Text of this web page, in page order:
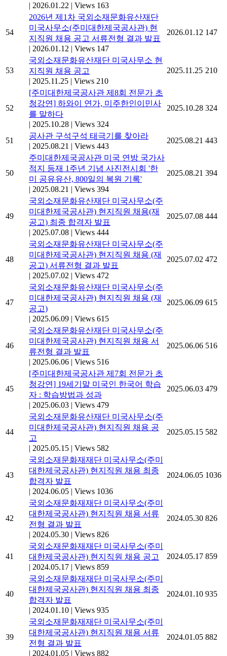
| 2026.01.22 | Views 163
54
2026년 제1차 국외소재문화유산재단
미국사무소(주미대한제국공사관) 현
지직원 채용 공고 서류전형 결과 발표
| 2026.01.12 | Views 147
2026.01.12 147
53
국외소재문화유산재단 미국사무소 현
지직원 채용 공고
| 2025.11.25 | Views 210
2025.11.25 210
52
[주미대한제국공사관 제8회 전문가 초
청강연] 하와이 연가, 미주한인이민사
를 말하다
| 2025.10.28 | Views 324
2025.10.28 324
51
공사관 구석구석 태극기를 찾아라
| 2025.08.21 | Views 443
2025.08.21 443
50
주미대한제국공사관 미국 연방 국가사
적지 등재 1주년 기념 사진전시회 '한
미 공유유산, 800일의 복원 기록'
| 2025.08.21 | Views 394
2025.08.21 394
49
국외소재문화유산재단 미국사무소(주
미대한제국공사관) 현지직원 채용(재
공고) 최종 합격자 발표
| 2025.07.08 | Views 444
2025.07.08 444
48
국외소재문화유산재단 미국사무소(주
미대한제국공사관) 현지직원 채용 (재
공고) 서류전형 결과 발표
| 2025.07.02 | Views 472
2025.07.02 472
47
국외소재문화유산재단 미국사무소(주
미대한제국공사관) 현지직원 채용 (재
공고)
| 2025.06.09 | Views 615
2025.06.09 615
46
국외소재문화유산재단 미국사무소(주
미대한제국공사관) 현지직원 채용 서
류전형 결과 발표
| 2025.06.06 | Views 516
2025.06.06 516
45
[주미대한제국공사관 제7회 전문가 초
청강연] 19세기말 미국인 한국어 학습
자 : 학습방법과 성과
| 2025.06.03 | Views 479
2025.06.03 479
44
국외소재문화유산재단 미국사무소(주
미대한제국공사관) 현지직원 채용 공
고
| 2025.05.15 | Views 582
2025.05.15 582
43
국외소재문화재재단 미국사무소(주미
대한제국공사관) 현지직원 채용 최종
합격자 발표
| 2024.06.05 | Views 1036
2024.06.05 1036
42
국외소재문화재재단 미국사무소(주미
대한제국공사관) 현지직원 채용 서류
전형 결과 발표
| 2024.05.30 | Views 826
2024.05.30 826
41
국외소재문화재재단 미국사무소(주미
대한제국공사관) 현지직원 채용 공고
| 2024.05.17 | Views 859
2024.05.17 859
40
국외소재문화재재단 미국사무소(주미
대한제국공사관) 현지직원 채용 최종
합격자 발표
| 2024.01.10 | Views 935
2024.01.10 935
39
국외소재문화재재단 미국사무소(주미
대한제국공사관) 현지직원 채용 서류
전형 결과 발표
| 2024.01.05 | Views 882
2024.01.05 882